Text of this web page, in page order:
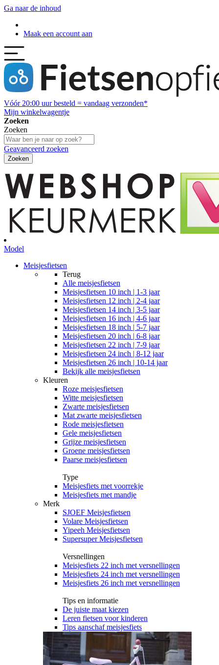
Ga naar de inhoud
Maak een account aan
Vóór 20:00 uur besteld = vandaag verzonden*
Mijn winkelwagentje
Zoeken
Zoeken
Geavanceerd zoeken
Zoeken
Model
Meisjesfietsen
Terug
Alle meisjesfietsen
Meisjesfietsen 10 inch | 1-3 jaar
Meisjesfietsen 12 inch | 2-4 jaar
Meisjesfietsen 14 inch | 3-5 jaar
Meisjesfietsen 16 inch | 4-6 jaar
Meisjesfietsen 18 inch | 5-7 jaar
Meisjesfietsen 20 inch | 6-8 jaar
Meisjesfietsen 22 inch | 7-9 jaar
Meisjesfietsen 24 inch | 8-12 jaar
Meisjesfietsen 26 inch | 10-14 jaar
Bekijk alle meisjesfietsen
Kleuren
Roze meisjesfietsen
Witte meisjesfietsen
Zwarte meisjesfietsen
Mat zwarte meisjesfietsen
Rode meisjesfietsen
Gele meisjesfietsen
Grijze meisjesfietsen
Groene meisjesfietsen
Paarse meisjesfietsen
Type
Meisjesfiets met voorrekje
Meisjesfiets met mandje
Merk
SJOEF Meisjesfietsen
Volare Meisjesfietsen
Yipeeh Meisjesfietsen
Supersuper Meisjesfietsen
Versnellingen
Meisjesfiets 22 inch met versnellingen
Meisjesfiets 24 inch met versnellingen
Meisjesfiets 26 inch met versnellingen
Tips en informatie
De juiste maat kiezen
Leren fietsen voor kinderen
Tips aanschaf meisjesfiets